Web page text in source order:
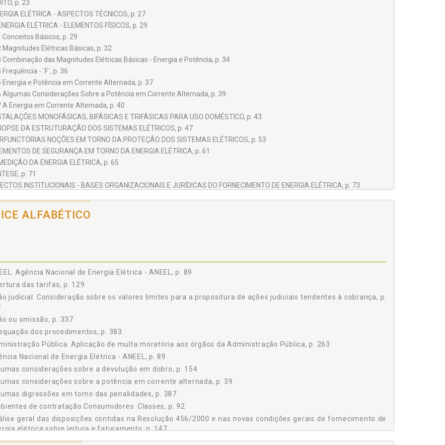
p. 23
ELÉTRICA - ASPECTOS TÉCNICOS, p. 27
ELÉTRICA - ELEMENTOS FÍSICOS, p. 29
Conceitos Básicos, p. 29
Magnitudes Elétricas Básicas, p. 32
Combinação das Magnitudes Elétricas Básicas - Energia e Potência, p. 34
Frequência - ´F´, p. 36
Energia e Potência em Corrente Alternada, p. 37
Algumas Considerações Sobre a Potência em Corrente Alternada, p. 39
A Energia em Corrente Alternada, p. 40
MONOFÁSICAS, BIFÁSICAS E TRIFÁSICAS PARA USO DOMÉSTICO, p. 43
DA ESTRUTURAÇÃO DOS SISTEMAS ELÉTRICOS, p. 47
NOÇÕES EM TORNO DA PROTEÇÃO DOS SISTEMAS ELÉTRICOS, p. 53
DE SEGURANÇA EM TORNO DA ENERGIA ELÉTRICA, p. 61
DA ENERGIA ELÉTRICA, p. 65
p. 71
INSTITUCIONAIS - BASES ORGANIZACIONAIS E JURÍDICAS DO FORNECIMENTO DE ENERGIA ELÉTRICA, p. 73
ESTRUTURA DO SETOR ELÉTRICO BRASILEIRO, p. 79
A Desestatização, p. 80
MODELO DO SETOR ELÉTRICO, p. 87
A Atuação do Estado no Setor Elétrico, p. 88
A Agência Nacional de Energia Elétrica - ANEEL, p. 89
O Operador Nacional do Sistema - ONS, p. 89
A Câmara de Comercialização de Energia Elétrica - CCEE, p. 90
A Inclusão Social - Baixa Renda - Universalização, p. 91
A Solução de Conflitos, p. 92
Ambientes de Contratação - Consumidores - Classes, p. 92
Modalidades de Contratos Resultantes do Novo Modelo, p. 93
Síntese, p. 94
- SERVIÇO ADEQUADO x RECEITA REQUERIDA - O CONTRATO - EQUILÍBRIO ECONÔMICO-FINANCEIRO, p. 97
Contratos de Concessão - Peculiaridades, p. 103
A Questão da Desequalização Tarifária, p. 109
ALFABÉTICO
Agência Nacional de Energia Elétrica - ANEEL, p. 89
das tarifas, p. 129
judicial. Consideração sobre os valores limites para a propositura de ações judiciais tendentes à cobrança, p.
ou omissão, p. 337
dos procedimentos, p. 383
Pública. Aplicação de multa moratória aos órgãos da Administração Pública, p. 263
Nacional de Energia Elétrica - ANEEL, p. 89
considerações sobre a devolução em dobro, p. 154
considerações sobre a potência em corrente alternada, p. 39
digressões em torno das penalidades, p. 387
de contratação.Consumidores. Classes, p. 92
geral das disposições contidas na Resolução 456/2000 e nas novas condições gerais de fornecimento de
elétrica sobre leitura e faturamento, p. 147
de multa moratória aos órgãos da Administração Pública, p. 263